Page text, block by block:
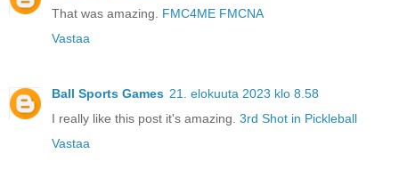
That was amazing. FMC4ME FMCNA
Vastaa
Ball Sports Games 21. elokuuta 2023 klo 8.58
I really like this post it's amazing. 3rd Shot in Pickleball
Vastaa